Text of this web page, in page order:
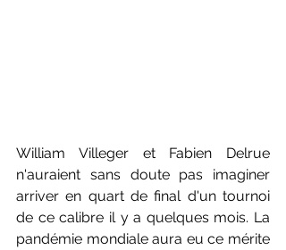
William Villeger et Fabien Delrue
n'auraient sans doute pas imaginer
arriver en quart de final d'un tournoi
de ce calibre il y a quelques mois. La
pandémie mondiale aura eu ce mérite